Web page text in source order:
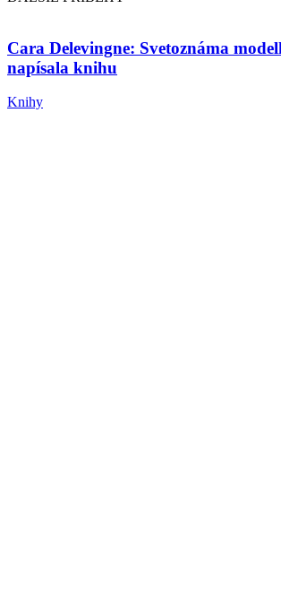
Cara Delevingne: Svetoznáma
napísala knihu
Knihy